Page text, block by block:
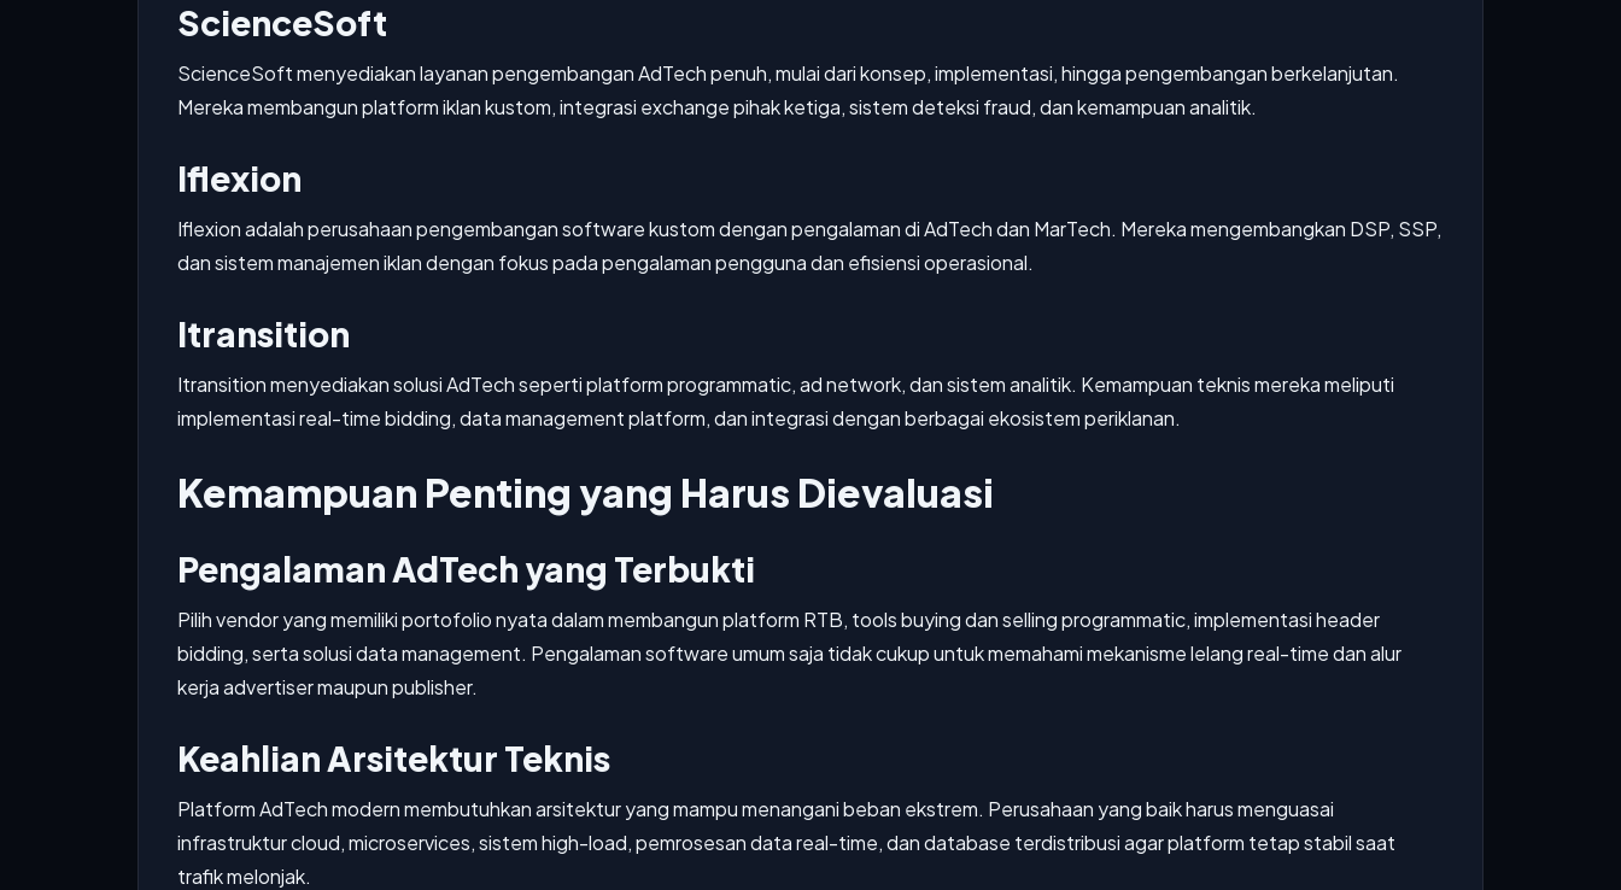
ScienceSoft
ScienceSoft menyediakan layanan pengembangan AdTech penuh, mulai dari konsep, implementasi, hingga pengembangan berkelanjutan.
Mereka membangun platform iklan kustom, integrasi exchange pihak ketiga, sistem deteksi fraud, dan kemampuan analitik.
Iflexion
Iflexion adalah perusahaan pengembangan software kustom dengan pengalaman di AdTech dan MarTech. Mereka mengembangkan DSP, SSP,
dan sistem manajemen iklan dengan fokus pada pengalaman pengguna dan efisiensi operasional.
Itransition
Itransition menyediakan solusi AdTech seperti platform programmatic, ad network, dan sistem analitik. Kemampuan teknis mereka meliputi
implementasi real-time bidding, data management platform, dan integrasi dengan berbagai ekosistem periklanan.
Kemampuan Penting yang Harus Dievaluasi
Pengalaman AdTech yang Terbukti
Pilih vendor yang memiliki portofolio nyata dalam membangun platform RTB, tools buying dan selling programmatic, implementasi header
bidding, serta solusi data management. Pengalaman software umum saja tidak cukup untuk memahami mekanisme lelang real-time dan alur
kerja advertiser maupun publisher.
Keahlian Arsitektur Teknis
Platform AdTech modern membutuhkan arsitektur yang mampu menangani beban ekstrem. Perusahaan yang baik harus menguasai
infrastruktur cloud, microservices, sistem high-load, pemrosesan data real-time, dan database terdistribusi agar platform tetap stabil saat
trafik melonjak.